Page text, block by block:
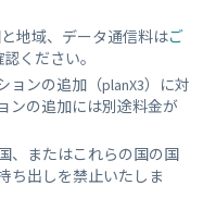
地域、データ通信料はご
ください。
ョンの追加（planX3）に対
ンの追加には別途料金が
、またはこれらの国の国
ち出しを禁止いたしま